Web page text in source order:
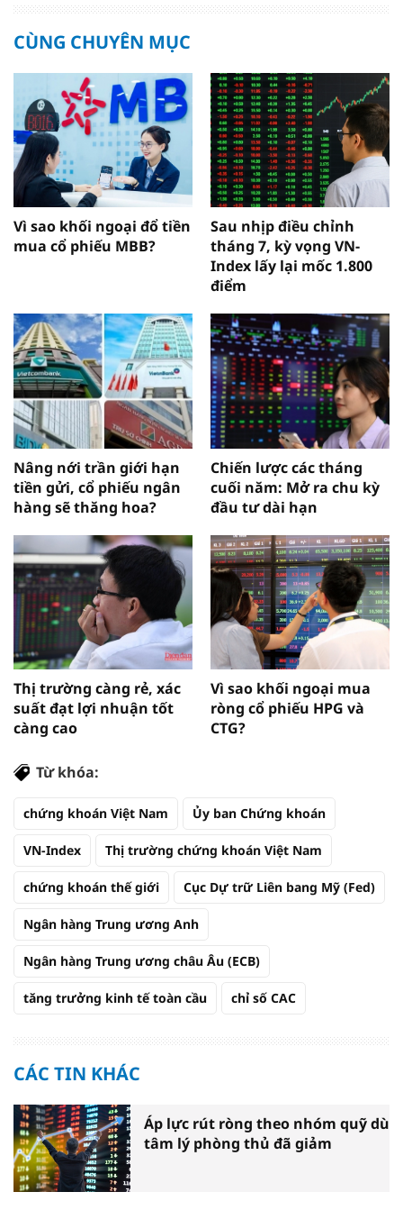
CÙNG CHUYÊN MỤC
Vì sao khối ngoại đổ tiền
mua cổ phiếu MBB?
Sau nhịp điều chỉnh
tháng 7, kỳ vọng VN-
Index lấy lại mốc 1.800
điểm
Nâng nới trần giới hạn
tiền gửi, cổ phiếu ngân
hàng sẽ thăng hoa?
Chiến lược các tháng
cuối năm: Mở ra chu kỳ
đầu tư dài hạn
Thị trường càng rẻ, xác
suất đạt lợi nhuận tốt
càng cao
Vì sao khối ngoại mua
ròng cổ phiếu HPG và
CTG?
Từ khóa:
chứng khoán Việt Nam Ủy ban Chứng khoán
VN-Index Thị trường chứng khoán Việt Nam
chứng khoán thế giới Cục Dự trữ Liên bang Mỹ (Fed)
Ngân hàng Trung ương Anh
Ngân hàng Trung ương châu Âu (ECB)
tăng trưởng kinh tế toàn cầu chỉ số CAC
CÁC TIN KHÁC
Áp lực rút ròng theo nhóm quỹ dù
tâm lý phòng thủ đã giảm